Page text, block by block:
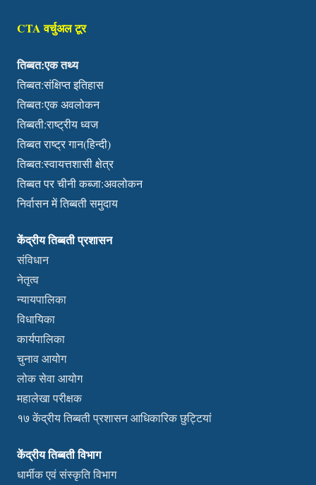
CTA वर्चुअल टूर
तिब्बत:एक तथ्य
तिब्बत:संक्षिप्त इतिहास
तिब्बतःएक अवलोकन
तिब्बती:राष्ट्रीय ध्वज
तिब्बत राष्ट्र गान(हिन्दी)
तिब्बत:स्वायत्तशासी क्षेत्र
तिब्बत पर चीनी कब्जा:अवलोकन
निर्वासन में तिब्बती समुदाय
केंद्रीय तिब्बती प्रशासन
संविधान
नेतृत्व
न्यायपालिका
विधायिका
कार्यपालिका
चुनाव आयोग
लोक सेवा आयोग
महालेखा परीक्षक
१७ केंद्रीय तिब्बती प्रशासन आधिकारिक छुट्टियां
केंद्रीय तिब्बती विभाग
धार्मीक एवं संस्कृति विभाग